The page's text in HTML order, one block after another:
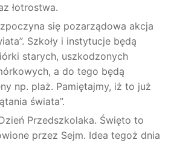
łotrostwa.
się pozarządowa akcja
Szkoły i instytucje będą
starych, uszkodzonych
a do tego będą
np. plaż. Pamiętajmy, iż to już
świata”.
Przedszkolaka. Święto to
przez Sejm. Idea tegoż dnia